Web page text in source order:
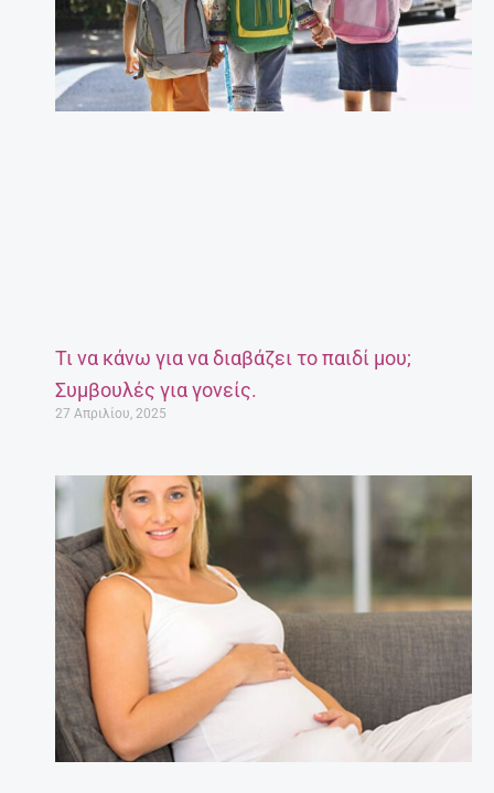
Τι να κάνω για να διαβάζει το παιδί μου;
Συμβουλές για γονείς.
27 Απριλίου, 2025